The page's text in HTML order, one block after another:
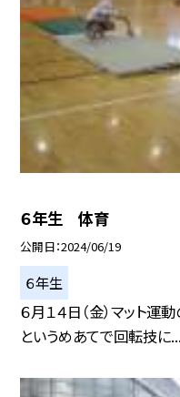
６年生 体育
公開日 2024/06/19
６年生
６月１４日（金）マット運
というめあてで回転技に...